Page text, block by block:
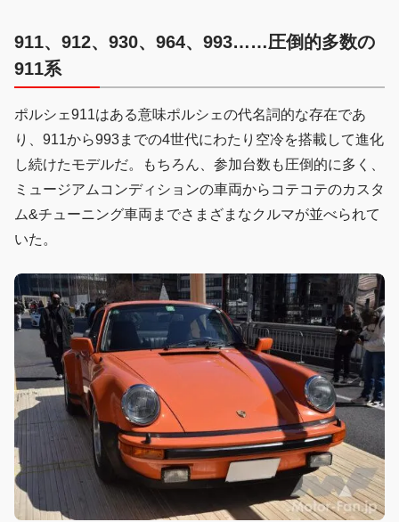
911、912、930、964、993……圧倒的多数の
911系
ポルシェ911はある意味ポルシェの代名詞的な存在であ
り、911から993までの4世代にわたり空冷を搭載して進化
し続けたモデルだ。もちろん、参加台数も圧倒的に多く、
ミュージアムコンディションの車両からコテコテのカスタ
ム&チューニング車両までさまざまなクルマが並べられて
いた。